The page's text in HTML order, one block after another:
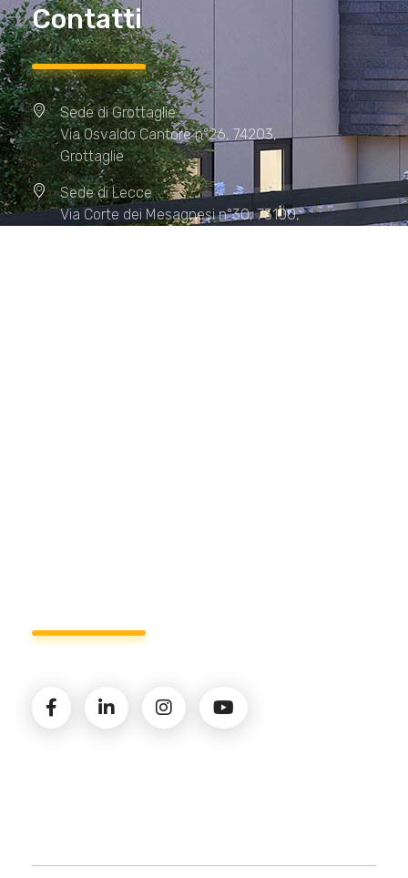
Contatti
Sede di Grottaglie
Via Osvaldo Cantore n°26, 74203,
Grottaglie
Sede di Lecce
Via Corte dei Mesagnesi n°30, 73100,